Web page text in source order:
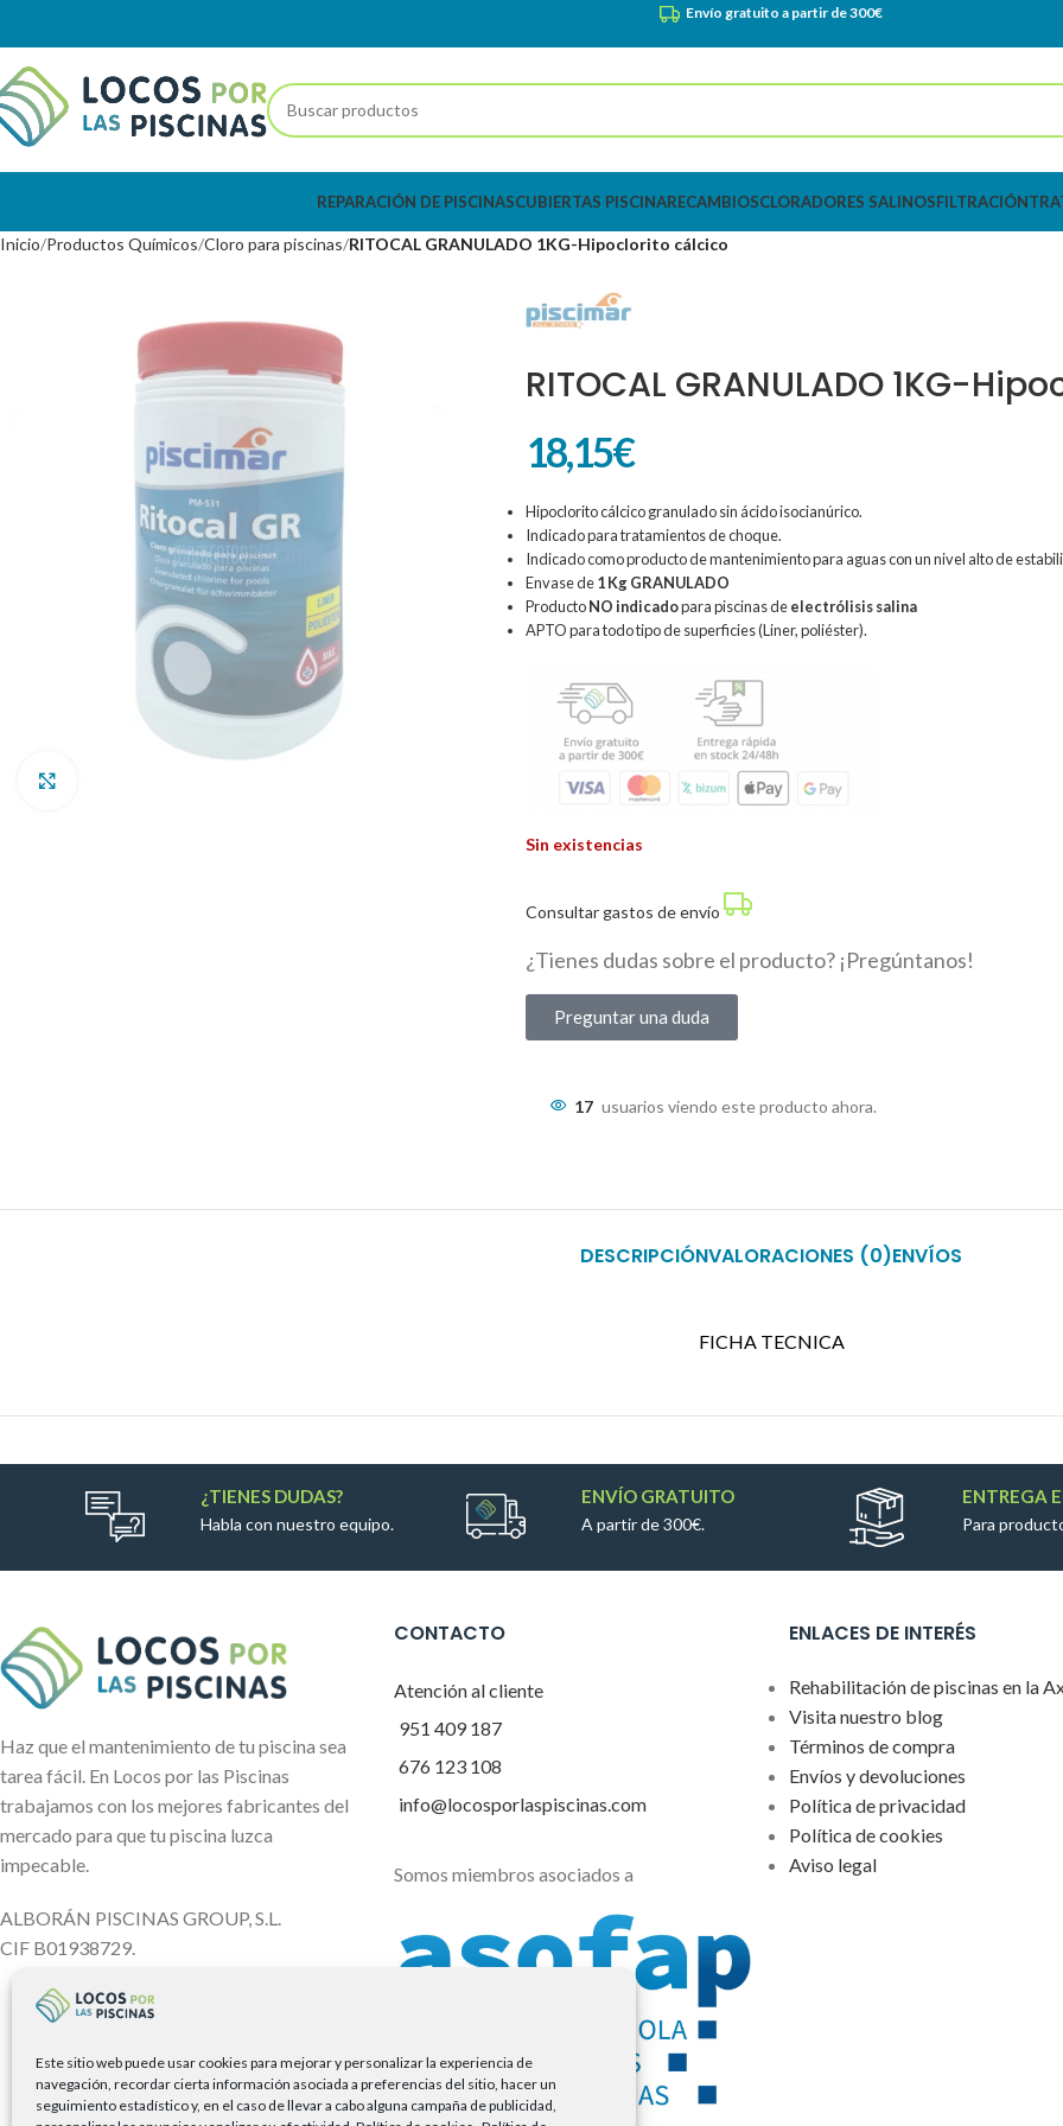
Este sitio web puede usar cookies para mejorar y personalizar la experiencia de
navegación, recordar cierta información asociada a preferencias del sitio, hacer un
seguimiento estadístico y, en el caso de llevar a cabo alguna campaña de publicidad,
Envío gratuito a partir de 300€
REPARACIÓN DE PISCINASCUBIERTAS PISCINARECAMBIOSCLORADORES SALINOSFILTRACIÓN
Inicio Productos Químicos Cloro para piscinas RITOCAL GRANULADO 1KG-Hipoclorito cálcico
RITOCAL GRANULADO 1KG-
18,15€
Hipoclorito cálcico granulado sin ácido isocianúrico.
Indicado para tratamientos de choque.
Indicado como producto de mantenimiento para aguas con un nivel alto de
Envase de1Kg GRANULADO
ProductoNO indicadopara piscinas deelectrólisis salina
APTO para todo tipo de superficies (Liner, poliéster).
Sin existencias
Consultar gastos de envío
¿Tienes dudas sobre el producto? ¡Pregúntanos!
Preguntar una duda
17 usuarios viendo este producto ahora.
DESCRIPCIÓNVALORACIONES (0)ENVÍOS
FICHA TECNICA
¿TIENES DUDAS?
Habla con nuestro equipo.
ENVÍO GRATUITO
A partir de 300€.
ENTREGA
Para
Haz que el mantenimiento de tu piscina sea
tarea fácil. En Locos por las Piscinas
trabajamos con los mejores fabricantes del
mercado para que tu piscina luzca
impecable.
ALBORÁN PISCINAS GROUP, S.L.
CIF B01938729.
CONTACTO
Atención al cliente
951 409 187
676 123 108
info@locosporlaspiscinas.com
Somos miembros asociados a
ENLACES DE INTERÉS
Rehabilitación de piscinas en la
Visita nuestro blog
Términos de compra
Envíos y devoluciones
Política de privacidad
Política de cookies
Aviso legal